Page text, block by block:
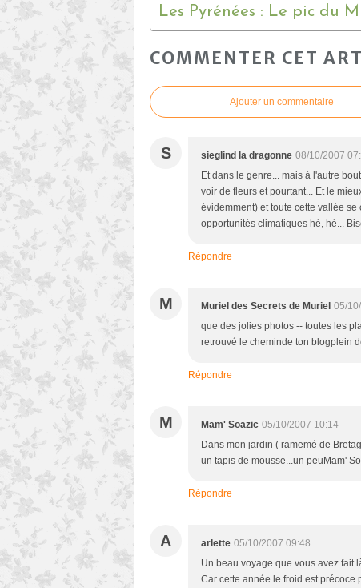
COMMENTER CET
Ajouter un commentaire
S sieglind la dragonne 08/10/2007
Et dans le genre... mais à l'autre
voir de fleurs et pourtant... Et le
évidemment) et toute cette vallée
opportunités climatiques hé, hé...
Répondre
M Muriel des Secrets de Muriel 05/
que des jolies photos -- toutes les
retrouvé le cheminde ton blogplein
Répondre
M Mam' Soazic 05/10/2007 10:14
Dans mon jardin ( ramemé de
un tapis de mousse...un peuMam'
Répondre
A arlette 05/10/2007 09:48
Un beau voyage que vous avez fait
Car cette année le froid est précoce